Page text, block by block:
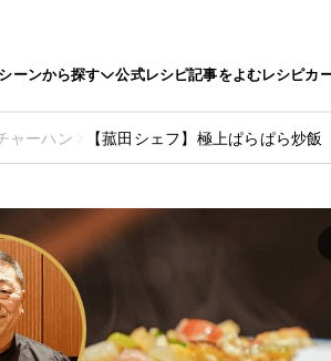
ーンから探す 公式レシピ記事をよむレシピカ
ャーハン 【菰田シェフ】極上ぱらぱら炒飯